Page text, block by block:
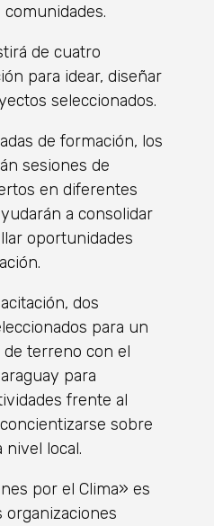
de cuatro
para idear, diseñar
seleccionados.
de formación, los
sesiones de
en diferentes
a consolidar
oportunidades
dos
para un
terreno con el
para
frente al
sobre
nivel local.
por el Clima» es
organizaciones